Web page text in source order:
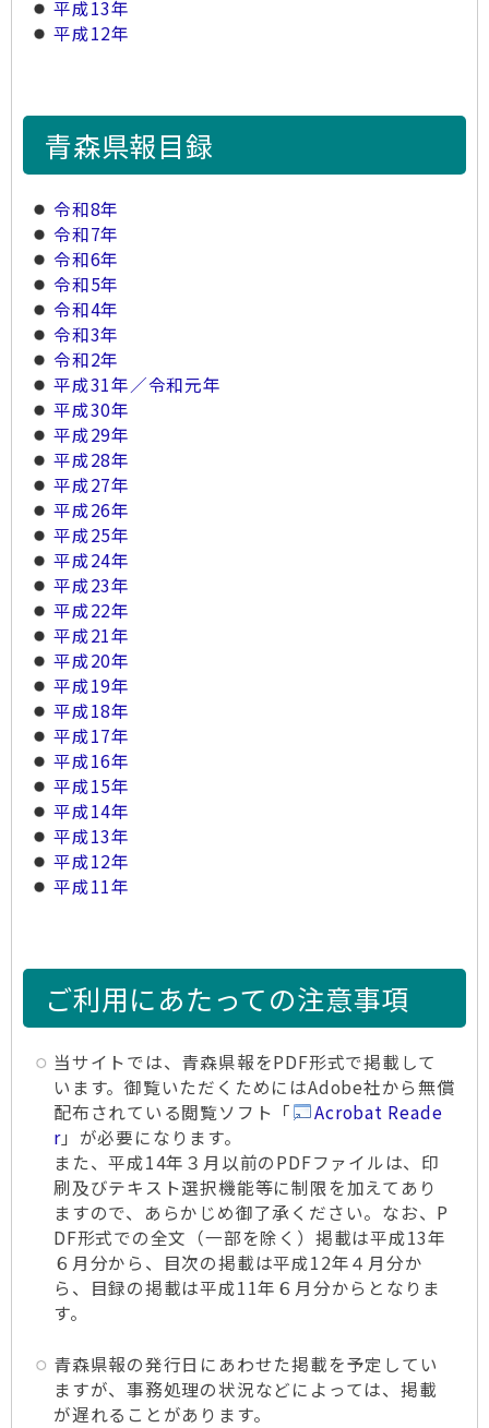
平成13年
平成12年
青森県報目録
令和8年
令和7年
令和6年
令和5年
令和4年
令和3年
令和2年
平成31年／令和元年
平成30年
平成29年
平成28年
平成27年
平成26年
平成25年
平成24年
平成23年
平成22年
平成21年
平成20年
平成19年
平成18年
平成17年
平成16年
平成15年
平成14年
平成13年
平成12年
平成11年
ご利用にあたっての注意事項
当サイトでは、青森県報をPDF形式で掲載して
います。御覧いただくためにはAdobe社から無償
配布されている閲覧ソフト「
Acrobat Reade
r」が必要になります。
また、平成14年３月以前のPDFファイルは、印
刷及びテキスト選択機能等に制限を加えてあり
ますので、あらかじめ御了承ください。なお、P
DF形式での全文（一部を除く）掲載は平成13年
６月分から、目次の掲載は平成12年４月分か
ら、目録の掲載は平成11年６月分からとなりま
す。
青森県報の発行日にあわせた掲載を予定してい
ますが、事務処理の状況などによっては、掲載
が遅れることがあります。